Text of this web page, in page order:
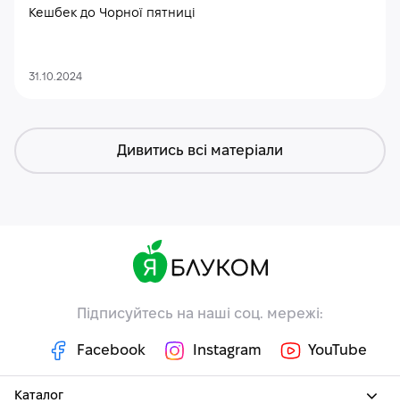
Кешбек до Чорної пятниці
31.10.2024
Дивитись всі матеріали
Підписуйтесь на наші соц. мережі:
Facebook Instagram YouTube
Каталог